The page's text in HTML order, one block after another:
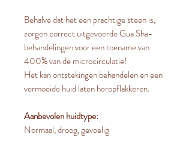
Behalve dat het een prachtige steen is,
zorgen correct uitgevoerde Gua Sha-
behandelingen voor een toename van
400% van de microcirculatie!
Het kan ontstekingen behandelen en een
vermoeide huid laten heropflakkeren.
Aanbevolen huidtype:
Normaal, droog, gevoelig